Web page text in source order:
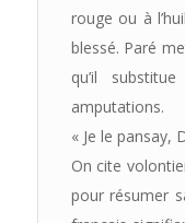
rouge ou à
blessé. Paré
qu’il
amputations.
« Je le pansay,
On cite
pour résumer